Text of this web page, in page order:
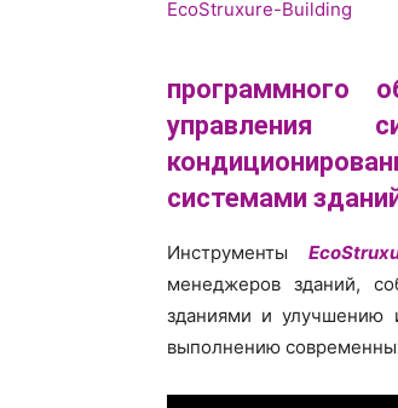
программного
управления
системами
Инструменты
менеджеров зданий,
зданиями и улучшению
выполнению